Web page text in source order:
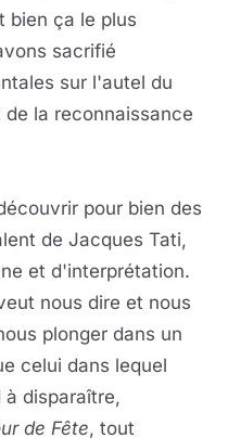
bien ça le plus
sacrifié
sur l'autel du
la reconnaissance
pour bien des
de Jacques Tati,
et d'interprétation.
nous dire et nous
plonger dans un
celui dans lequel
disparaître,
de Fête, tout